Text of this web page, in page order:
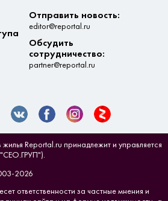
Отправить новость:
editor@reportal.ru
Обсудить
сотрудничество:
partner@reportal.ru
Reportal.ru принадлежит и управляется
2026
ответственности за частные мнения и